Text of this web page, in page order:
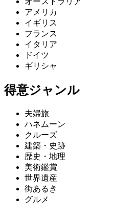
アメリカ
イギリス
フランス
イタリア
ドイツ
ギリシャ
得意ジャンル
夫婦旅
ハネムーン
クルーズ
建築・史跡
歴史・地理
美術鑑賞
世界遺産
街あるき
グルメ